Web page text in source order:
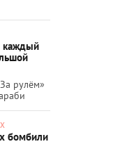
каждый
рулём»
бомбили